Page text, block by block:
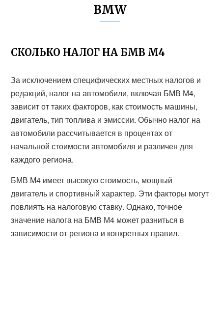
BMW
СКОЛЬКО НАЛОГ НА БМВ М4
За исключением специфических местных налогов и
редакций, налог на автомобили, включая БМВ М4,
зависит от таких факторов, как стоимость машины,
двигатель, тип топлива и эмиссии. Обычно налог на
автомобили рассчитывается в процентах от
начальной стоимости автомобиля и различен для
каждого региона.
БМВ М4 имеет высокую стоимость, мощный
двигатель и спортивный характер. Эти факторы могут
повлиять на налоговую ставку. Однако, точное
значение налога на БМВ М4 может разниться в
зависимости от региона и конкретных правил.